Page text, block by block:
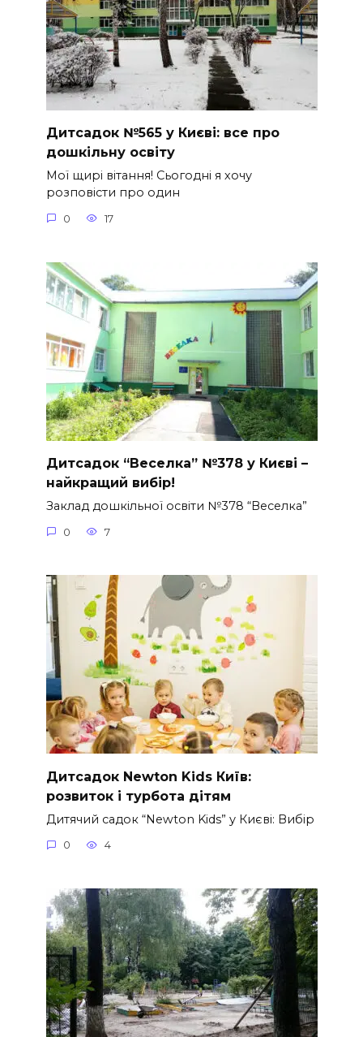
Дитсадок №565 у Києві: все про
дошкільну освіту
Мої щирі вітання! Сьогодні я хочу
розповісти про один
0 17
Дитсадок “Веселка” №378 у Києві –
найкращий вибір!
Заклад дошкільної освіти №378 “Веселка”
0 7
Дитсадок Newton Kids Київ:
розвиток і турбота дітям
Дитячий садок “Newton Kids” у Києві: Вибір
0 4